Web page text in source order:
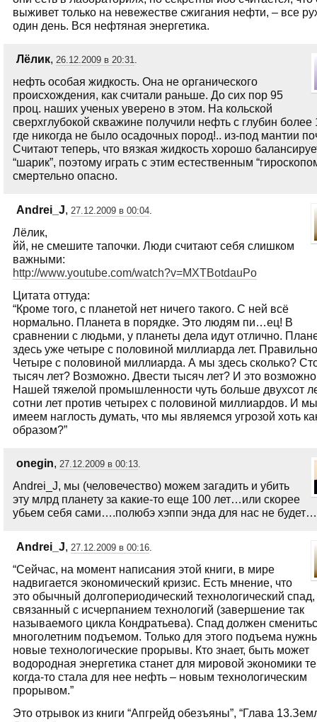
выживет только на невежестве сжигания нефти, – все
один день. Вся нефтяная энергетика.
Лёлик, 26.12.2009 в 20:31.
нефть особая жидкость. Она не органического
происхождения, как считали раньше. До сих пор 95
проц. наших ученых уверено в этом. На кольской
сверхглубокой скважине получили нефть с глубин более
где никогда не было осадочных пород!.. из-под мантии
Считают теперь, что вязкая жидкость хорошо
“шарик”, поэтому играть с этим естественным
смертельно опасно.
Andrei_J, 27.12.2009 в 00:04.
Лёлик,
йй, не смешите тапочки. Люди считают себя слишком
важными:
http://www.youtube.com/watch?v=MXTBotdauPo
Цитата оттуда:
“Кроме того, с планетой нет ничего такого. С ней всё
нормально. Планета в порядке. Это людям пи…ец! В
сравнении с людьми, у планеты дела идут отлично.
здесь уже четыре с половиной миллиарда лет.
Четыре с половиной миллиарда. А мы здесь сколько?
тысяч лет? Возможно. Двести тысяч лет? И это
Нашей тяжелой промышленности чуть больше двухсот
сотни лет против четырех с половиной миллиардов. И мы
имеем наглость думать, что мы являемся угрозой хоть
образом?”
onegin, 27.12.2009 в 00:13.
Andrei_J, мы (человечество) можем загадить и убить
эту млрд планету за какие-то еще 100 лет…или скорее
убьем себя сами….полюбэ хэппи энда для нас не
Andrei_J, 27.12.2009 в 00:16.
“Сейчас, на момент написания этой книги, в мире
надвигается экономический кризис. Есть мнение, что
это обычный долгопериодический технологический спад,
связанный с исчерпанием технологий (завершение так
называемого цикла Кондратьева). Спад должен
многолетним подъемом. Только для этого подъема
новые технологические прорывы. Кто знает, быть может
водородная энергетика станет для мировой экономики
когда-то стала для нее нефть – новым технологическим
прорывом.”
Это отрывок из книги “Апгрейд обезъяны”, “Глава